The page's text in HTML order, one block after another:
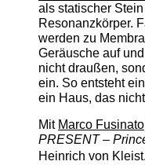
als statischer
Resonanzkörper.
werden zu
Geräusche auf
nicht draußen,
ein. So entsteht
ein Haus, das
Mit Marco Fusinato
PRESENT –
Heinrich von Kleist.